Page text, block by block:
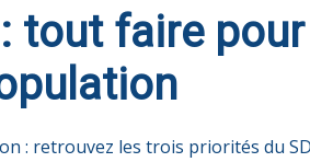
tout faire
: retrouvez les trois priorités du